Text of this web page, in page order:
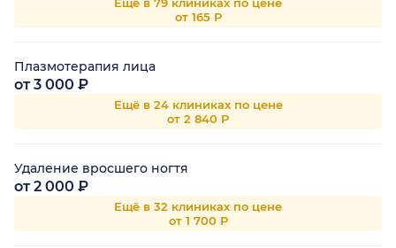
Ещё в 79 клиниках по цене
от 165 Р
Плазмотерапия лица
от 3 000 ₽
Ещё в 24 клиниках по цене
от 2 840 Р
Удаление вросшего ногтя
от 2 000 ₽
Ещё в 32 клиниках по цене
от 1 700 Р